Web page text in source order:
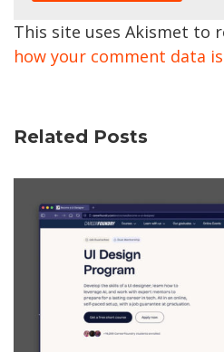
This site uses Akismet to
how your comment data
Related Posts